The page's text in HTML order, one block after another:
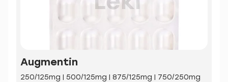
Augmentin
250/125mg | 500/125mg | 875/125mg | 750/250mg